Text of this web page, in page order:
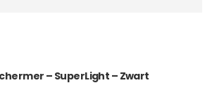
– SuperLight – Zwart